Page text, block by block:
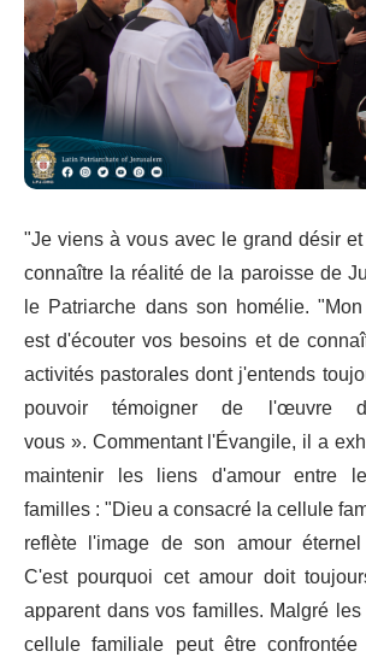
"Je viens à vous avec le grand désir
connaître la réalité de la paroisse de
le Patriarche dans son homélie.
est d'écouter vos besoins et de
activités pastorales dont j'entends
pouvoir témoigner de l'œuvre
vous ». Commentant l'Évangile, il a
maintenir les liens d'amour entre
familles : "Dieu a consacré la cellule
reflète l'image de son amour
C'est pourquoi cet amour doit
apparent dans vos familles. Malgré
cellule familiale peut être